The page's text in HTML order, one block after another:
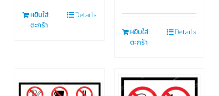
หยิบใส่
ตะกร้า
Details
หยิบใส่
ตะกร้า
Details